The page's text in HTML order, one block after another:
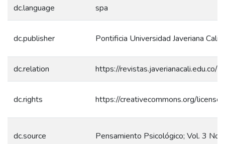
dc.language spa
dc.publisher Pontificia Universidad Javeriana Cali
dc.relation https://
dc.rights https://creativecommons.org/
dc.source Pensamiento Psicológico; Vol. 3